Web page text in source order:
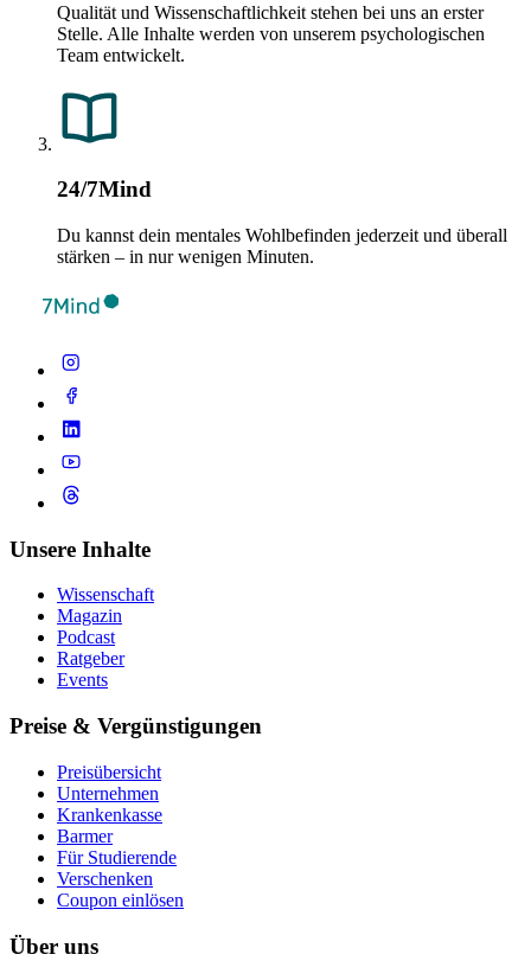
Qualität und Wissenschaftlichkeit stehen bei uns an erster
Stelle. Alle Inhalte werden von unserem psychologischen
Team entwickelt.
24/7Mind
Du kannst dein mentales Wohlbefinden jederzeit und überall
stärken – in nur wenigen Minuten.
Unsere Inhalte
Wissenschaft
Magazin
Podcast
Ratgeber
Events
Preise & Vergünstigungen
Preisübersicht
Unternehmen
Krankenkasse
Barmer
Für Studierende
Ver­schen­ken
Coupon einlösen
Über uns